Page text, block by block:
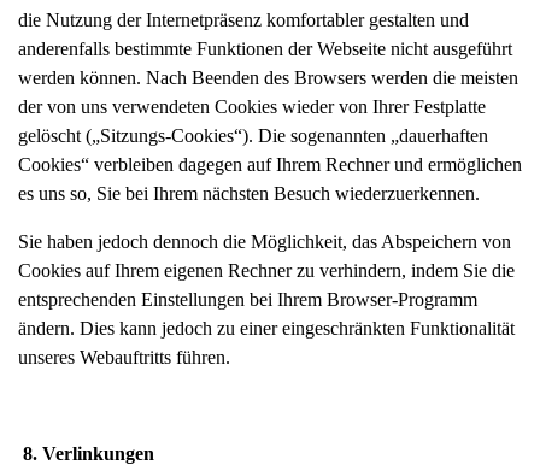
die Nutzung der Internetpräsenz komfortabler gestalten und
anderenfalls bestimmte Funktionen der Webseite nicht ausgeführt
werden können. Nach Beenden des Browsers werden die meisten
der von uns verwendeten Cookies wieder von Ihrer Festplatte
gelöscht („Sitzungs-Cookies“). Die sogenannten „dauerhaften
Cookies“ verbleiben dagegen auf Ihrem Rechner und ermöglichen
es uns so, Sie bei Ihrem nächsten Besuch wiederzuerkennen.
Sie haben jedoch dennoch die Möglichkeit, das Abspeichern von
Cookies auf Ihrem eigenen Rechner zu verhindern, indem Sie die
entsprechenden Einstellungen bei Ihrem Browser-Programm
ändern. Dies kann jedoch zu einer eingeschränkten Funktionalität
unseres Webauftritts führen.
8. Verlinkungen